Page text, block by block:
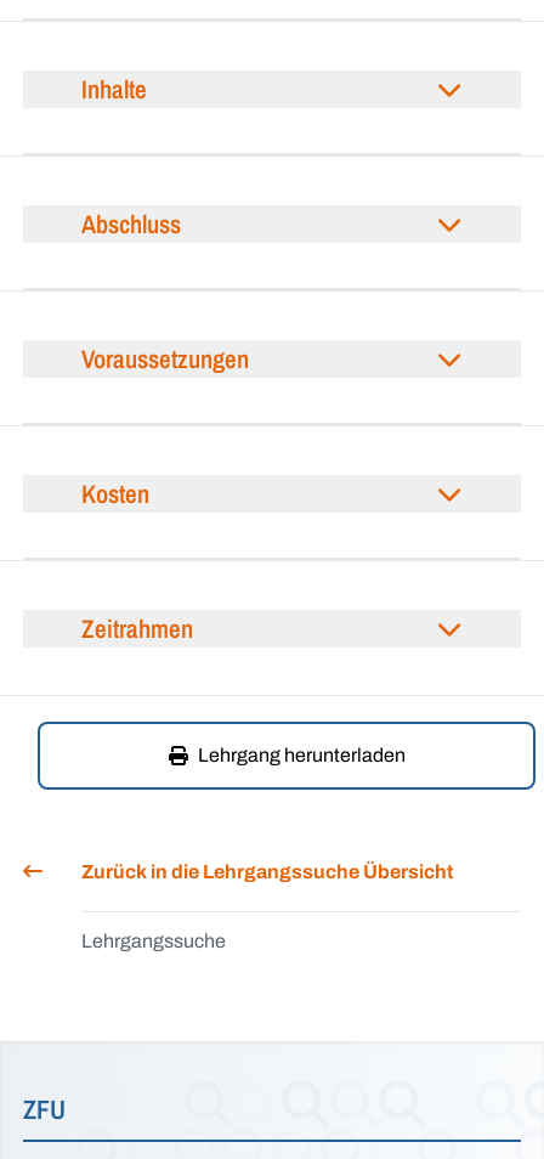
Inhalte
Abschluss
Voraussetzungen
Kosten
Zeitrahmen
Lehrgang herunterladen
Zurück in die Lehrgangssuche Übersicht
Lehrgangssuche
ZFU